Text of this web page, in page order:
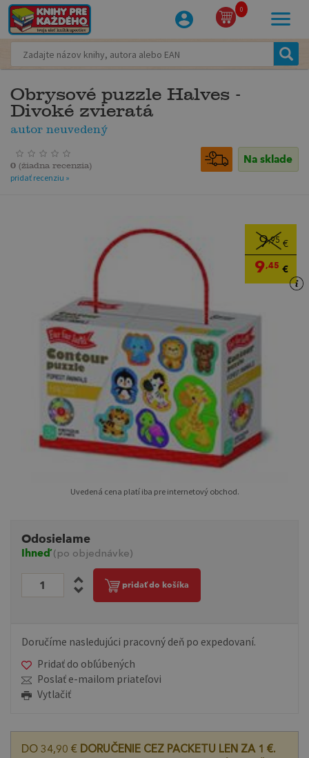
0
Obrysové puzzle Halves -
Divoké zvieratá
autor neuvedený
Na sklade
0 (žiadna recenzia)
pridať recenziu »
9,95 €
9,45 €
Uvedená cena platí iba pre internetový obchod.
Odosielame
Ihneď(po objednávke)
pridať do košíka
Doručíme nasledujúci pracovný deň po expedovaní.
Pridať do obľúbených
Poslať e-mailom priateľovi
Vytlačiť
DO 34,90 € DORUČENIE CEZ PACKETU LEN ZA 1 €.